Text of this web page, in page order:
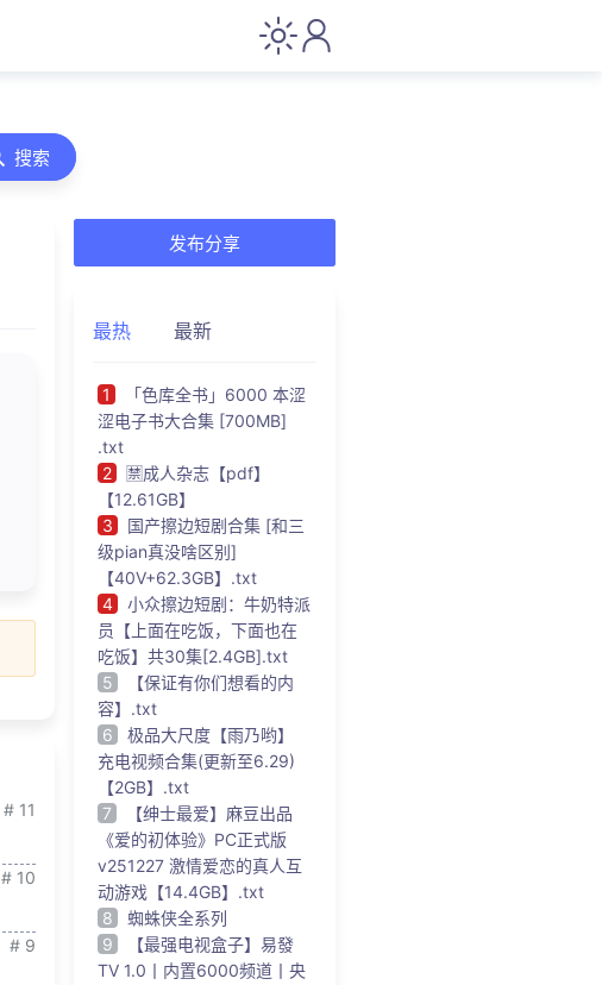
搜索
# 11
# 10
# 9
发布分享
最热 最新
1
「色库全书」6000 本涩
涩电子书大合集 [700MB]
.txt
2
🈲成人杂志【pdf】
【12.61GB】
3
国产擦边短剧合集 [和三
级pian真没啥区别]
【40V+62.3GB】.txt
4
小众擦边短剧：牛奶特派
员【上面在吃饭，下面也在
吃饭】共30集[2.4GB].txt
5
【保证有你们想看的内
容】.txt
6
极品大尺度【雨乃哟】
充电视频合集(更新至6.29)
【2GB】.txt
7
【绅士最爱】麻豆出品
《爱的初体验》PC正式版
v251227 激情爱恋的真人互
动游戏【14.4GB】.txt
8
蜘蛛侠全系列
9
【最强电视盒子】易發
TV 1.0丨内置6000频道丨央